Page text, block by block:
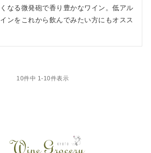
なる微発砲で香り豊かなワイン。低アル
ンをこれから飲んでみたい方にもオスス
10件中 1 -10件表示